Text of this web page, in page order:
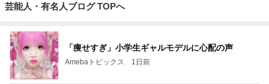
芸能人・有名人ブログ TOPへ
「痩せすぎ」小学生ギャルモデルに心配の声
Amebaトピックス 1日前